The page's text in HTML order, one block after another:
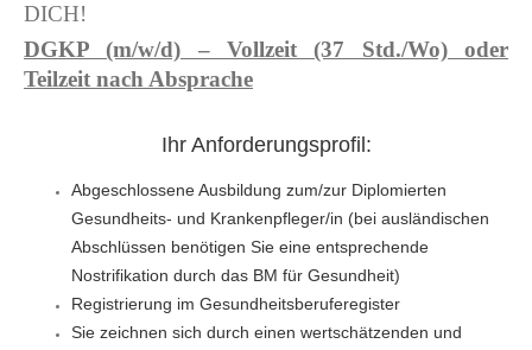
DICH!
DGKP (m/w/d) – Vollzeit (37 Std./Wo) oder
Teilzeit nach Absprache
Ihr Anforderungsprofil:
Abgeschlossene Ausbildung zum/zur Diplomierten
Gesundheits- und Krankenpfleger/in (bei ausländischen
Abschlüssen benötigen Sie eine entsprechende
Nostrifikation durch das BM für Gesundheit)
Registrierung im Gesundheitsberuferegister
Sie zeichnen sich durch einen wertschätzenden und